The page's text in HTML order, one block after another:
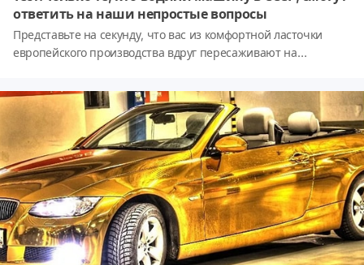
ответить на наши непростые вопросы
Представьте на секунду, что вас из комфортной ласточки
европейского производства вдруг пересаживают на
испытали жуткий стресс, ведь что такое двойной выжим
сцепления грузовой коробки передач без синхронизаторов,
вы и ума не приложите. А потом начали бы разбираться во
всех деталях авто времён наших родителей или бабушек с
дедушками. Что ж, давайте-ка проверим вас на прочность...